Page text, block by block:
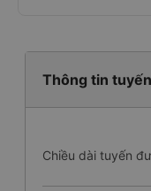
Thông tin
Chiều dài tuyến